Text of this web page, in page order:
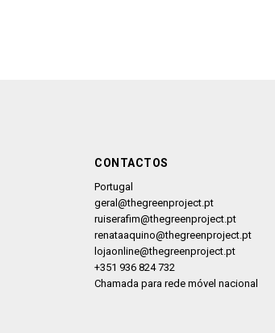
CONTACTOS
Portugal
geral@thegreenproject.pt
ruiserafim@thegreenproject.pt
renataaquino@thegreenproject.pt
lojaonline@thegreenproject.pt
+351 936 824 732
Chamada para rede móvel nacional